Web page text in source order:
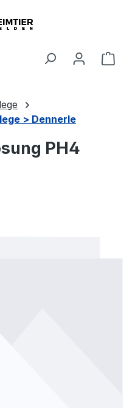
> Dennerle
PH4